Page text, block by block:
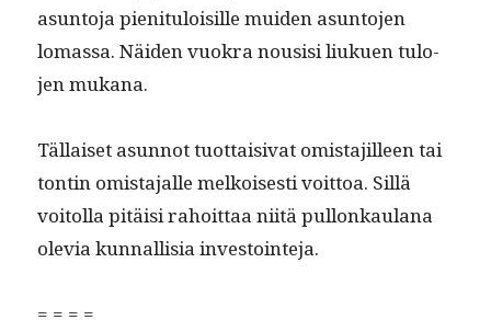
asun­to­ja pien­i­t­u­loisille muiden asun­to­jen
lomas­sa. Näi­den vuokra nousisi liukuen tulo­
jen mukana.
Täl­laiset asun­not tuot­taisi­vat omis­ta­jilleen tai
ton­tin omis­ta­jalle melkois­es­ti voit­toa. Sil­lä
voitol­la pitäisi rahoit­taa niitä pul­lonkaulana
ole­via kun­nal­lisia investointeja.
= = = =